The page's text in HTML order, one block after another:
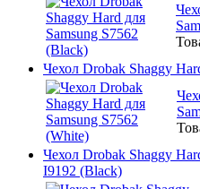
Чехол Drobak Shaggy
Чехол Drobak Shaggy
I9192 (Black)